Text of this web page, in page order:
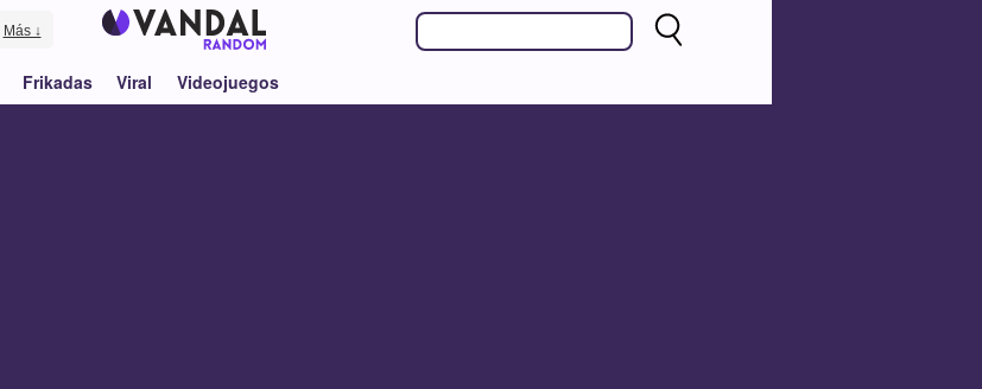
Más ↓
Frikadas Viral Videojuegos